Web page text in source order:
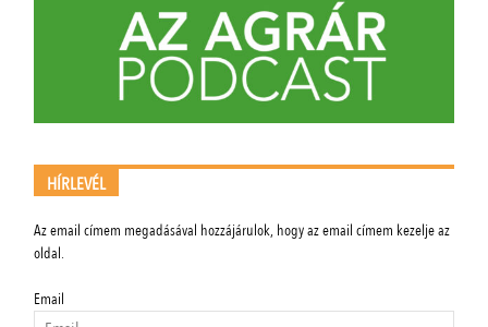
HÍRLEVÉL
Az email címem megadásával hozzájárulok, hogy az email címem kezelje az
oldal.
Email